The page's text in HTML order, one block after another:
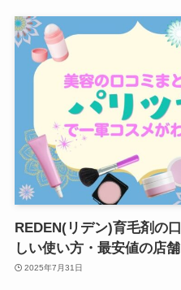
REDEN(リデン)育毛剤の
しい使い方・最安値の店
2025年7月31日